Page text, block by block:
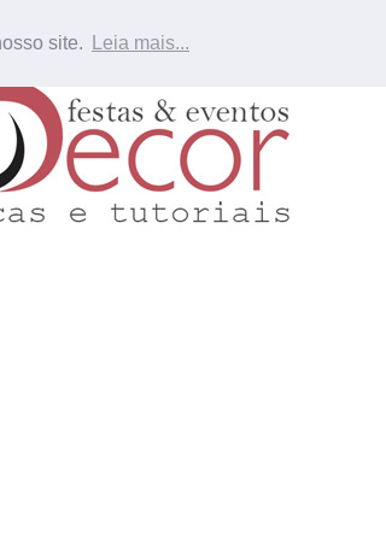
site. Leia mais...